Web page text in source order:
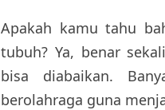
Apakah kamu tahu
tubuh? Ya, benar
bisa diabaikan.
berolahraga guna